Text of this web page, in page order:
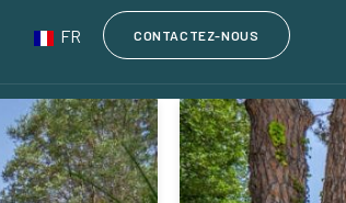
FR CONTACTEZ-NOUS